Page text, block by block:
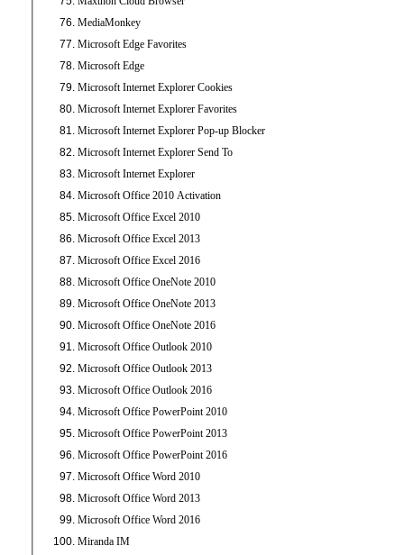
MediaMonkey
Microsoft Edge Favorites
Microsoft Edge
Microsoft Internet Explorer Cookies
Microsoft Internet Explorer Favorites
Microsoft Internet Explorer Pop-up Blocker
Microsoft Internet Explorer Send To
Microsoft Internet Explorer
Microsoft Office 2010 Activation
Microsoft Office Excel 2010
Microsoft Office Excel 2013
Microsoft Office Excel 2016
Microsoft Office OneNote 2010
Microsoft Office OneNote 2013
Microsoft Office OneNote 2016
Microsoft Office Outlook 2010
Microsoft Office Outlook 2013
Microsoft Office Outlook 2016
Microsoft Office PowerPoint 2010
Microsoft Office PowerPoint 2013
Microsoft Office PowerPoint 2016
Microsoft Office Word 2010
Microsoft Office Word 2013
Microsoft Office Word 2016
Miranda IM